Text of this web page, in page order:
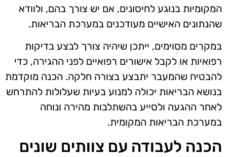
המקומיות בנוגע לחיסונים, אם יש צורך בהם, ולוודא
שהנתונים האישיים מעודכנים במערכת הבריאות.
במקרים מסוימים, ייתכן שיהיה צורך לבצע בדיקות
רפואיות או לקבל אישורים רפואיים לפני ההגירה, כדי
להבטיח שהמעבר יתבצע בצורה חלקה. הכנה מוקדמת
בנושא הבריאות יכולה למנוע בעיות שעלולות להתרחש
לאחר ההגעה ולסייע בהשתלבות מהירה ונוחה
במערכת הבריאות המקומית.
הכנה לעבודה עם צוותים שונים